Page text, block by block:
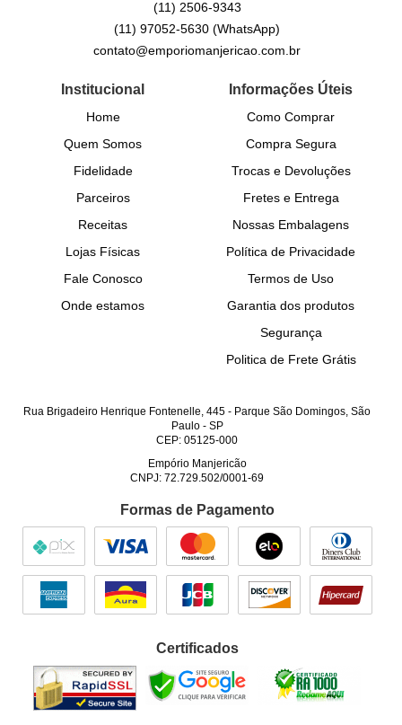
(11) 2506-9343
(11) 97052-5630(WhatsApp)
contato@emporiomanjericao.com.br
Institucional
Home
Quem Somos
Fidelidade
Parceiros
Receitas
Lojas Físicas
Fale Conosco
Onde estamos
Informações Úteis
Como Comprar
Compra Segura
Trocas e Devoluções
Fretes e Entrega
Nossas Embalagens
Política de Privacidade
Termos de Uso
Garantia dos produtos
Segurança
Politica de Frete Grátis
Rua Brigadeiro Henrique Fontenelle, 445 - Parque São Domingos, São
Paulo- SP
CEP: 05125-000
Empório Manjericão
CNPJ: 72.729.502/0001-69
Formas de Pagamento
Certificados